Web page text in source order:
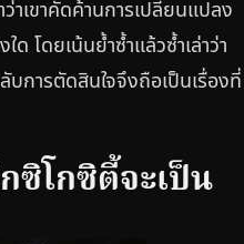
าเขาคัดค้านการเปลี่ยนแปลง
ด โดยเน้นย้ำซ้ำแล้วซ้ำเล่าว่า
บการตัดสินใจจึงถือเป็นเรื่องที่
ซิโกซิตี้จะเป็น